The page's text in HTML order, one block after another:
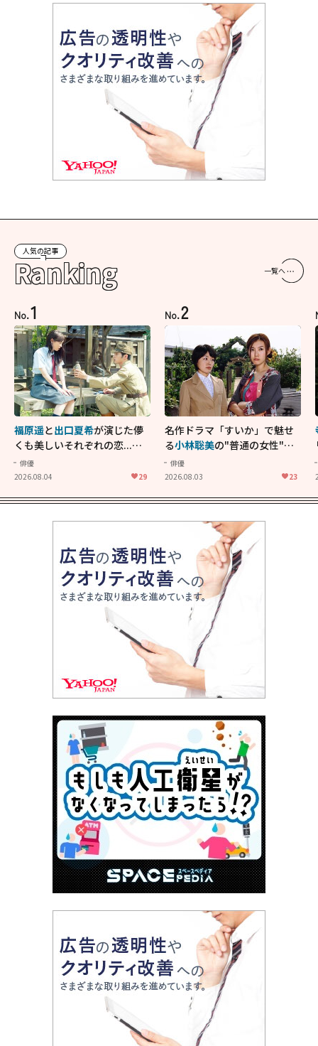
人気の記事
Ranking 一覧へ
No.1
福原遥と出口夏希が演じた儚
くも美しいそれぞれの恋...生
きることの尊さを教えてくれ
た映画「あの花が咲く丘で、
俳優
2026.08.04
29
No.2
名作ドラマ「すいか」で魅せ
る小林聡美の"普通の女性"が
大人に刺さる...映画「かもめ
食堂」にも通じる静かな芝居
俳優
2026.08.03
23